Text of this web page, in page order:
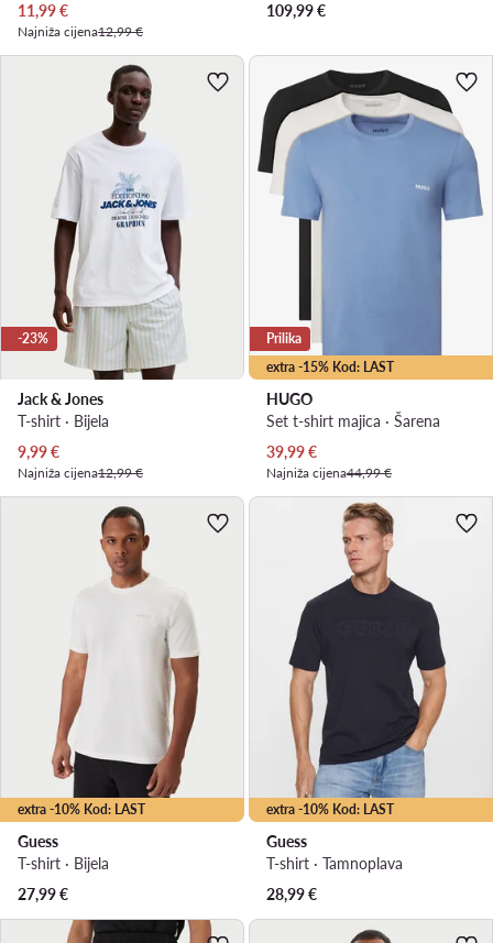
Trenutna cijena
11,99€
Najniža cijena12,99 €
109,99€
-23%
Jack & Jones
T-shirt · Bijela
Trenutna cijena
9,99€
Najniža cijena12,99 €
extra -15% Kod: LAST
Prilika
HUGO
Set t-shirt majica · Šarena
Trenutna cijena
39,99€
Najniža cijena44,99 €
extra -10% Kod: LAST
Guess
T-shirt · Bijela
27,99€
extra -10% Kod: LAST
Guess
T-shirt · Tamnoplava
28,99€